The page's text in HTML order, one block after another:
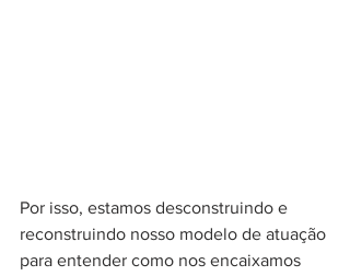
Por isso, estamos desconstruindo e
reconstruindo nosso modelo de atuação
para entender como nos encaixamos